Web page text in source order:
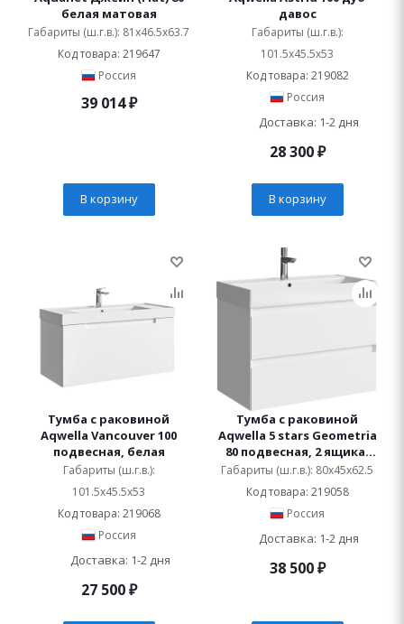
белая матовая
Габариты (ш.г.в.): 81x46.5x63.7
Код товара: 219647
Россия
39 014₽
В корзину
давос
Габариты (ш.г.в.):
101.5x45.5x53
Код товара: 219082
Россия
Доставка: 1-2 дня
28 300₽
В корзину
Тумба с раковиной
Aqwella Vancouver 100
подвесная, белая
Габариты (ш.г.в.):
101.5x45.5x53
Код товара: 219068
Россия
Доставка: 1-2 дня
27 500₽
Тумба с раковиной
Aqwella 5 stars Geometria
80 подвесная, 2 ящика,
белая
Габариты (ш.г.в.): 80x45x62.5
Код товара: 219058
Россия
Доставка: 1-2 дня
38 500₽